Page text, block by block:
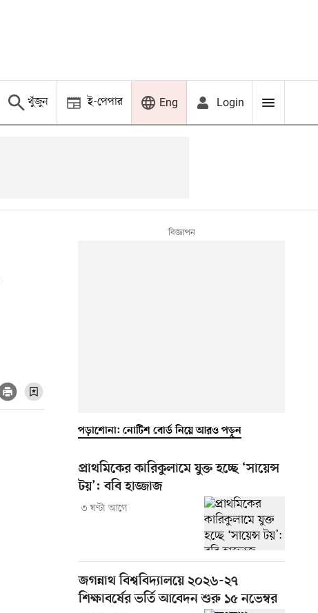
খুঁজুন ই-পেপার Eng Login
পড়াশোনা: নোটিশ বোর্ড নিয়ে আরও পড়ুন
প্রাথমিকের কারিকুলামে যুক্ত হচ্ছে ‘সায়েন্স
টয়’: ববি হাজ্জাজ
৩ ঘণ্টা আগে
জগন্নাথ বিশ্ববিদ্যালয়ে ২০২৬-২৭
শিক্ষাবর্ষের ভর্তি আবেদন শুরু ১৫ নভেম্বর